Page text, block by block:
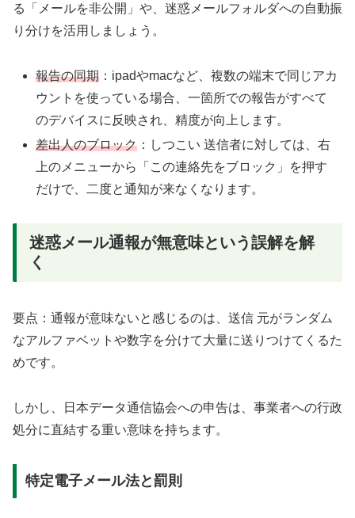
る「メールを非公開」や、迷惑メールフォルダへの自動振
り分けを活用しましょう。
報告の同期 ：ipadやmacなど、複数の端末で同じアカ
ウントを使っている場合、一箇所での報告がすべて
のデバイスに反映され、精度が向上します。
差出人のブロック ：しつこい 送信者に対しては、右
上のメニューから「この連絡先をブロック」を押す
だけで、二度と通知が来なくなります。
迷惑メール通報が無意味という誤解を解
く
要点：通報が意味ないと感じるのは、送信 元がランダム
なアルファベットや数字を分けて大量に送りつけてくるた
めです。
しかし、日本データ通信協会への申告は、事業者への行政
処分に直結する重い意味を持ちます。
特定電子メール法と罰則